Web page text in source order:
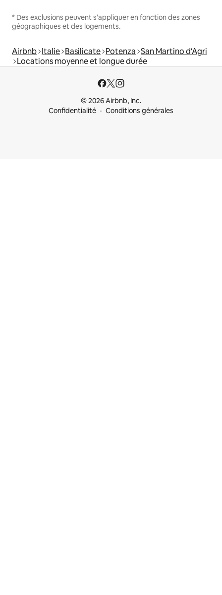
* Des exclusions peuvent s'appliquer en fonction des zones
géographiques et des logements.
Airbnb Italie Basilicate Potenza San Martino d'Agri
Locations moyenne et longue durée
© 2026 Airbnb, Inc.
Confidentialité
Conditions générales